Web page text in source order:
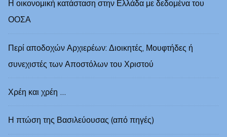
Η οικονομική κατάσταση στην Ελλάδα με δεδομένα του
ΟΟΣΑ
Περί αποδοχών Αρχιερέων: Διοικητές, Μουφτήδες ή
συνεχιστές των Αποστόλων του Χριστού
Χρέη και χρέη …
Η πτώση της Βασιλεύουσας (από πηγές)